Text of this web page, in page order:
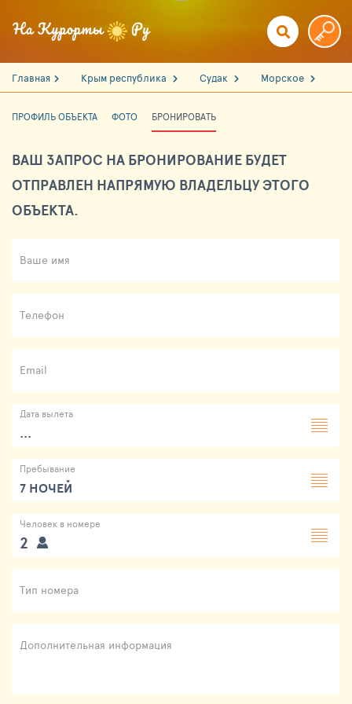
Главная Крым республика Судак Морское
ПРОФИЛЬ ОБЪЕКТА ФОТО БРОНИРОВАТЬ
ВАШ ЗАПРОС НА БРОНИРОВАНИЕ БУДЕТ
ОТПРАВЛЕН НАПРЯМУЮ ВЛАДЕЛЬЦУ ЭТОГО
ОБЪЕКТА.
Ваше имя
Телефон
Email
Дата вылета
...
Пребывание
7 НОЧЕЙ
Человек в номере
2
Тип номера
Дополнительная информация